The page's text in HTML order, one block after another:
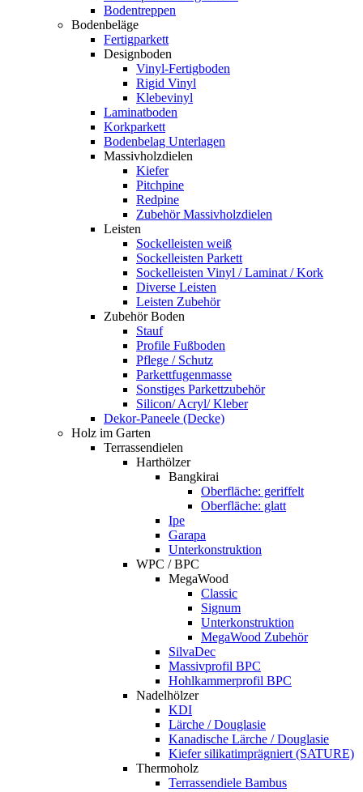
Bodentreppen
Bodenbeläge
Fertigparkett
Designboden
Vinyl-Fertigboden
Rigid Vinyl
Klebevinyl
Laminatboden
Korkparkett
Bodenbelag Unterlagen
Massivholzdielen
Kiefer
Pitchpine
Redpine
Zubehör Massivholzdielen
Leisten
Sockelleisten weiß
Sockelleisten Parkett
Sockelleisten Vinyl / Laminat / Kork
Diverse Leisten
Leisten Zubehör
Zubehör Boden
Stauf
Profile Fußboden
Pflege / Schutz
Parkettfugenmasse
Sonstiges Parkettzubehör
Silicon/ Acryl/ Kleber
Dekor-Paneele (Decke)
Holz im Garten
Terrassendielen
Harthölzer
Bangkirai
Oberfläche: geriffelt
Oberfläche: glatt
Ipe
Garapa
Unterkonstruktion
WPC / BPC
MegaWood
Classic
Signum
Unterkonstruktion
MegaWood Zubehör
SilvaDec
Massivprofil BPC
Hohlkammerprofil BPC
Nadelhölzer
KDI
Lärche / Douglasie
Kanadische Lärche / Douglasie
Kiefer silikatimprägniert (SATURE)
Thermoholz
Terrassendiele Bambus